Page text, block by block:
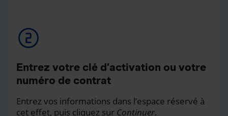
Entrez votre clé d’activation ou votre
numéro de contrat
Entrez vos informations dans l’espace réservé à
cet effet, puis cliquez sur Continuer.